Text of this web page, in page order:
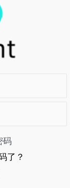
码
了？